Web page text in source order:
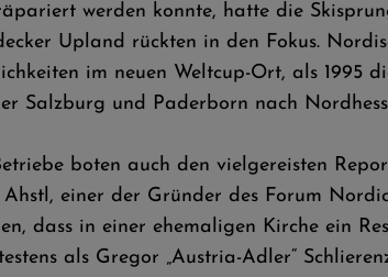
werden konnte, hatte die
Upland rückten in den Fokus.
im neuen Weltcup-Ort, als 1995
Salzburg und Paderborn nach
boten auch den vielgereisten
einer der Gründer des Forum
dass in einer ehemaligen Kirche ein
als Gregor „Austria-Adler“